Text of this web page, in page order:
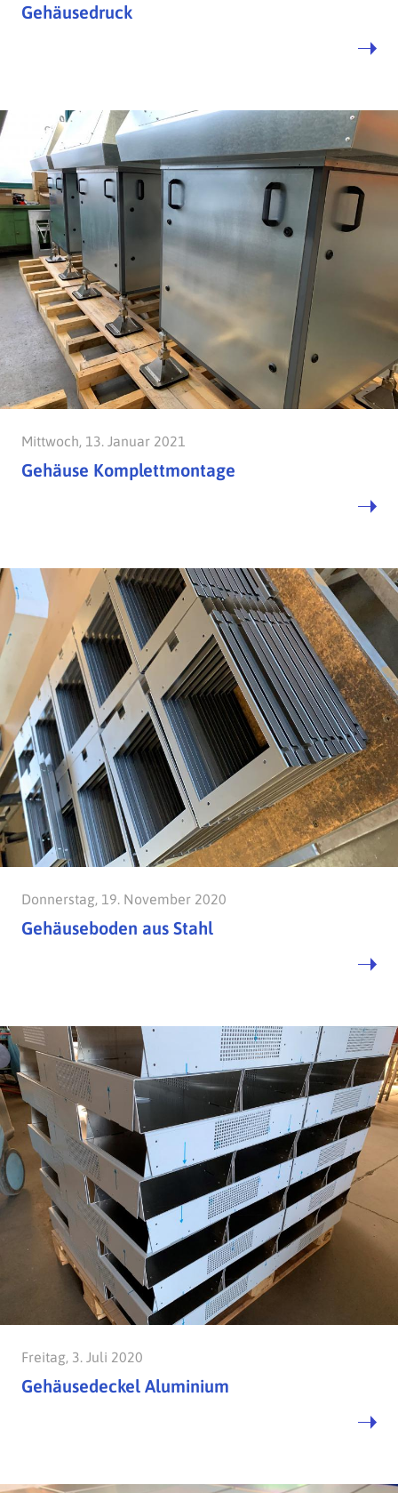
Gehäusedruck
Mittwoch, 13. Januar 2021
Gehäuse Komplettmontage
Donnerstag, 19. November 2020
Gehäuseboden aus Stahl
Freitag, 3. Juli 2020
Gehäusedeckel Aluminium